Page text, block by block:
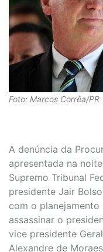
Foto: Marcos Corrêa/PR
A denúncia da
apresentada na
Supremo Tribunal
presidente Jair
com o
assassinar o
vice presidente
Alexandre de